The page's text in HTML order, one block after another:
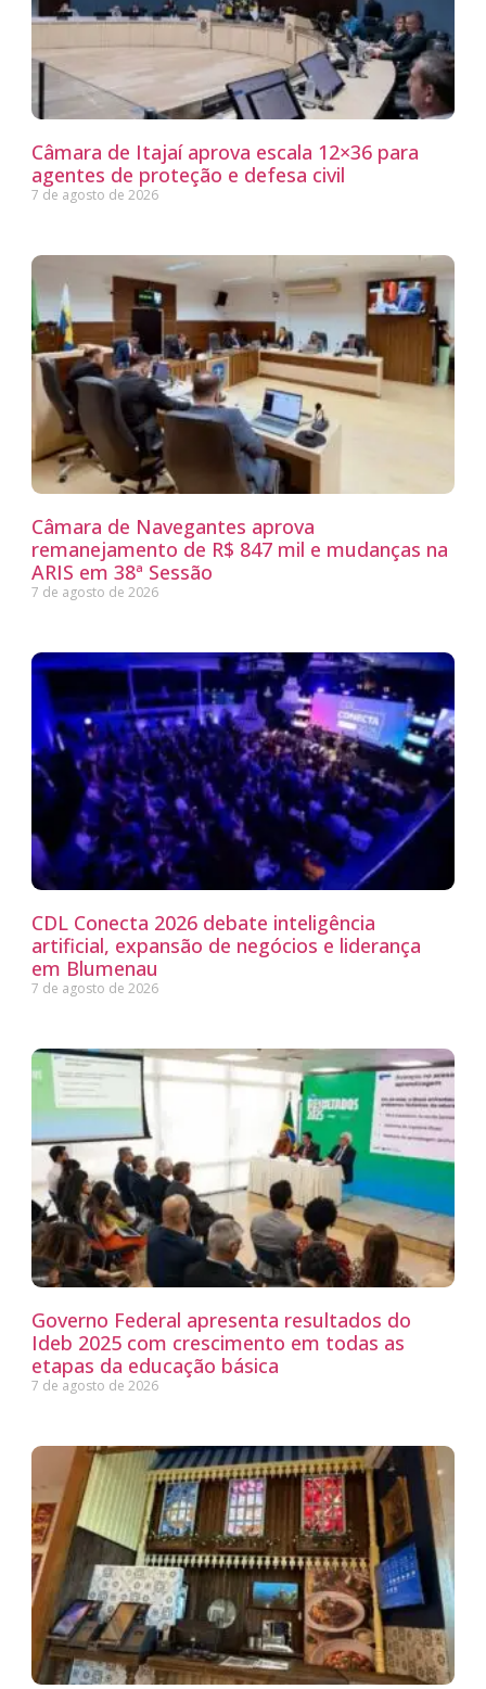
Câmara de Itajaí aprova escala 12×36 para
agentes de proteção e defesa civil
7 de agosto de 2026
Câmara de Navegantes aprova
remanejamento de R$ 847 mil e mudanças na
ARIS em 38ª Sessão
7 de agosto de 2026
CDL Conecta 2026 debate inteligência
artificial, expansão de negócios e liderança
em Blumenau
7 de agosto de 2026
Governo Federal apresenta resultados do
Ideb 2025 com crescimento em todas as
etapas da educação básica
7 de agosto de 2026